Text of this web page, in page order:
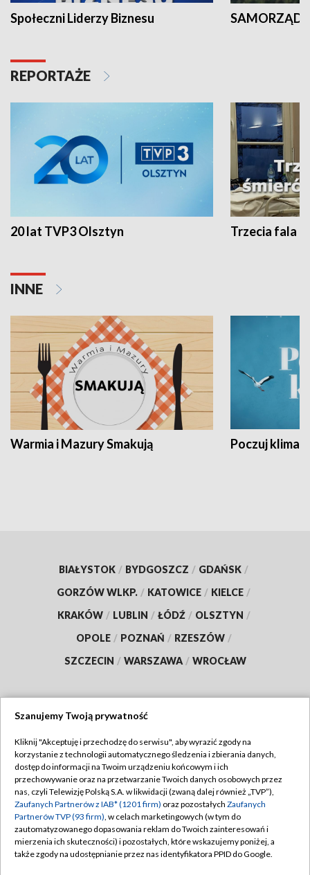
Społeczni Liderzy Biznesu SAMORZĄD
REPORTAŻE
20 lat TVP3 Olsztyn Trzecia fala -
INNE
Warmia i Mazury Smakują Poczuj klimat
BIAŁYSTOK / BYDGOSZCZ / GDAŃSK /
GORZÓW WLKP. / KATOWICE / KIELCE /
KRAKÓW / LUBLIN / ŁÓDŹ / OLSZTYN /
OPOLE / POZNAŃ / RZESZÓW /
SZCZECIN / WARSZAWA / WROCŁAW
TVP
Abonament TVP
Emisja w TVP
Centrum informacji TVP
Naziemna Telewizja Cyfrowa
Regulamin TVP
Polityka prywatności
Moje zgody
Pomoc
Szanujemy Twoją prywatność
Kliknij "Akceptuję i przechodzę do serwisu", aby wyrazić zgody na
korzystanie z technologii automatycznego śledzenia i zbierania danych,
dostęp do informacji na Twoim urządzeniu końcowym i ich
przechowywanie oraz na przetwarzanie Twoich danych osobowych przez
nas, czyli Telewizję Polską S.A. w likwidacji (zwaną dalej również „TVP”),
Zaufanych Partnerów z IAB* (1201 firm) oraz pozostałych Zaufanych
Partnerów TVP (93 firm), w celach marketingowych (w tym do
zautomatyzowanego dopasowania reklam do Twoich zainteresowań i
mierzenia ich skuteczności) i pozostałych, które wskazujemy poniżej, a
także zgody na udostępnianie przez nas identyfikatora PPID do Google.